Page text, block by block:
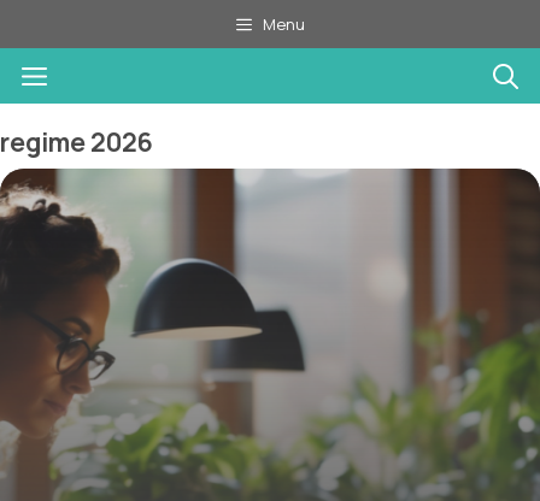
au
contenu
Menu
Menu
regime 2026